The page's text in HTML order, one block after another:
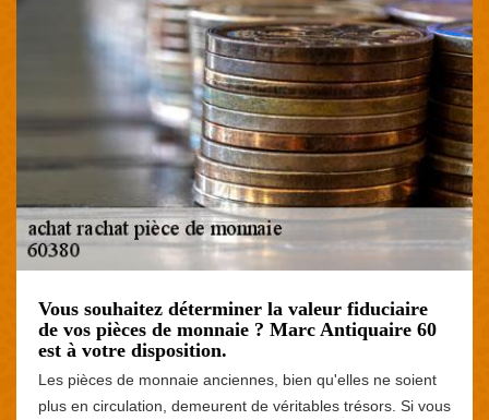
Vous souhaitez déterminer la valeur fiduciaire
de vos pièces de monnaie ? Marc Antiquaire 60
est à votre disposition.
Les pièces de monnaie anciennes, bien qu'elles ne soient
plus en circulation, demeurent de véritables trésors. Si vous